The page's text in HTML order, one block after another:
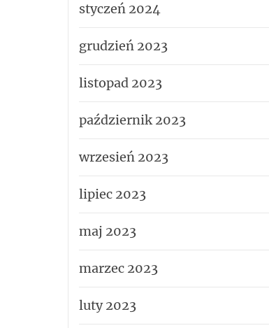
styczeń 2024
grudzień 2023
listopad 2023
październik 2023
wrzesień 2023
lipiec 2023
maj 2023
marzec 2023
luty 2023